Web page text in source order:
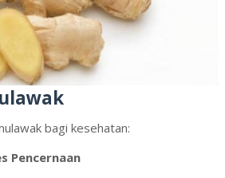
bagi kesehatan:
Pencernaan